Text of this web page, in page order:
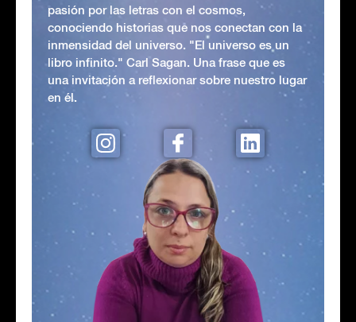
pasión por las letras con el cosmos,
conociendo historias que nos conectan con la
inmensidad del universo. "El universo es un
libro infinito." Carl Sagan. Una frase que es
una invitación a reflexionar sobre nuestro lugar
en él.